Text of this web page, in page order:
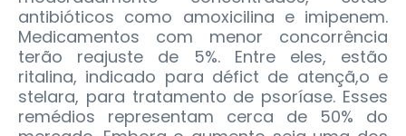
antibióticos como amoxicilina e imipenem.
Medicamentos com menor concorrência
terão reajuste de 5%. Entre eles, estão
ritalina, indicado para défict de atençã,o e
stelara, para tratamento de psoríase. Esses
remédios representam cerca de 50% do